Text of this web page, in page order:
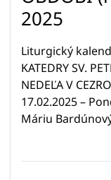
2025
Liturgický
KATEDRY SV.
NEDEĽA V
17.02.2025 –
Máriu